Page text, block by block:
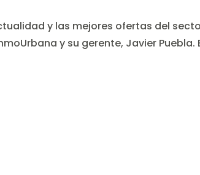
y las mejores ofertas del
y su gerente, Javier